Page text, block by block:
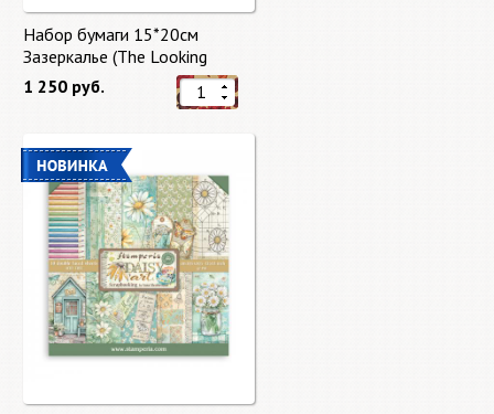
Набор бумаги 15*20см
Зазеркалье (The Looking
Glass) 27 листов от 49 Market
1 250 руб.